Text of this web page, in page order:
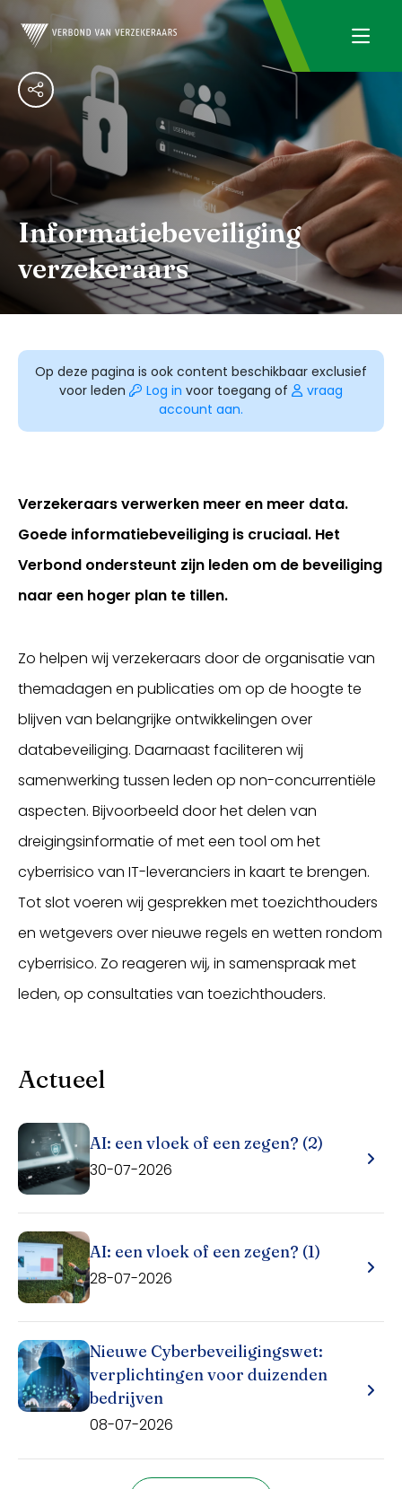
Informatiebeveiliging
verzekeraars
Op deze pagina is ook content beschikbaar exclusief
voor leden
Log in voor toegang of
vraag
account aan.
Verzekeraars verwerken meer en meer data.
Goede informatiebeveiliging is cruciaal. Het
Verbond ondersteunt zijn leden om de beveiliging
naar een hoger plan te tillen.
Zo helpen wij verzekeraars door de organisatie van
themadagen en publicaties om op de hoogte te
blijven van belangrijke ontwikkelingen over
databeveiliging. Daarnaast faciliteren wij
samenwerking tussen leden op non-concurrentiële
aspecten. Bijvoorbeeld door het delen van
dreigingsinformatie of met een tool om het
cyberrisico van IT-leveranciers in kaart te brengen.
Tot slot voeren wij gesprekken met toezichthouders
en wetgevers over nieuwe regels en wetten rondom
cyberrisico. Zo reageren wij, in samenspraak met
leden, op consultaties van toezichthouders.
Actueel
AI: een vloek of een zegen? (2)
30-07-2026
AI: een vloek of een zegen? (1)
28-07-2026
Nieuwe Cyberbeveiligingswet:
verplichtingen voor duizenden
bedrijven
08-07-2026